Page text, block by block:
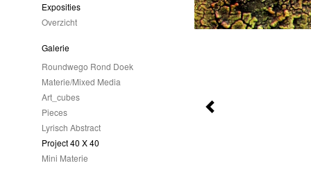
Exposities
Overzicht
Galerie
Roundwego Rond Doek
Materie/mixed Media
Art_cubes
Pieces
Lyrisch Abstract
Project 40 X 40
Mini Materie